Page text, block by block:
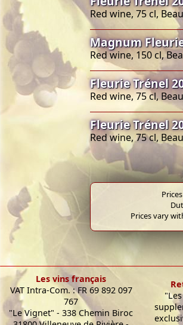
Red wine, 75 cl,
Magnum
Red wine, 150 cl,
Fleurie Trénel
Red wine, 75 cl,
Fleurie Trénel
Red wine, 75 cl,
Prices vary
Les vins français
VAT Intra-Com. : FR 69 892 097
767
"Le Vignet" - 338 Chemin Biroc